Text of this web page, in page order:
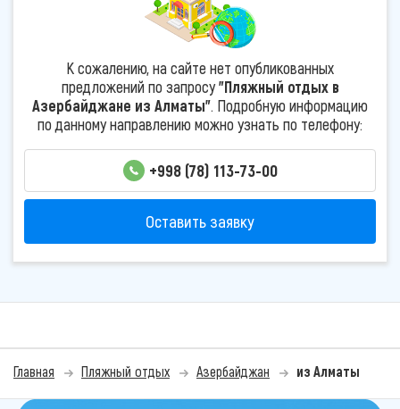
К сожалению, на сайте нет опубликованных
предложений по запросу"Пляжный отдых в
Азербайджане из Алматы". Подробную информацию
по данному направлению можно узнать по телефону:
+998 (78) 113-73-00
Оставить заявку
Главная Пляжный отдых Азербайджан из Алматы